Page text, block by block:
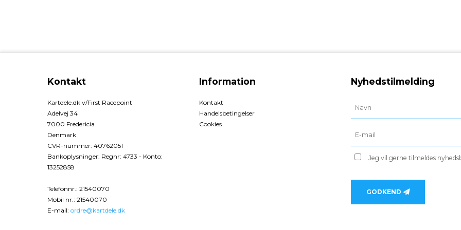
Kontakt
Kartdele.dk v/First Racepoint
Adelvej 34
7000 Fredericia
Denmark
CVR-nummer: 40762051
Bankoplysninger: Regnr: 4733 - Konto:
13252858
Telefonnr. : 21540070
Mobil nr. : 21540070
E-mail: ordre@kartdele.dk
Information
Kontakt
Handelsbetingelser
Cookies
Nyhedstilmelding
Jeg vil gerne tilmeldes
GODKEND